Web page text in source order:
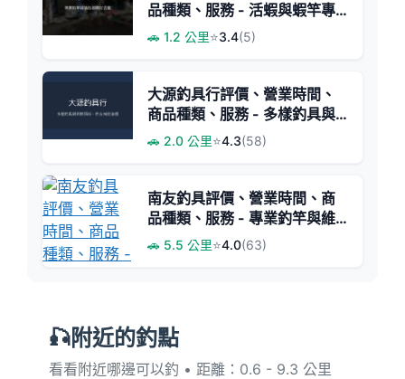
品種類、服務 - 活蝦與蝦竿專
🚗 1.2 公里⭐3.4(5)
大源釣具行評價、營業時間、
商品種類、服務 - 多樣釣具與
新鮮餌料補給點
🚗 2.0 公里⭐4.3(58)
南友釣具評價、營業時間、商
品種類、服務 - 專業釣竿與維
修服務首選
🚗 5.5 公里⭐4.0(63)
🎣附近的釣點
看看附近哪邊可以釣 • 距離：0.6 - 9.3 公里